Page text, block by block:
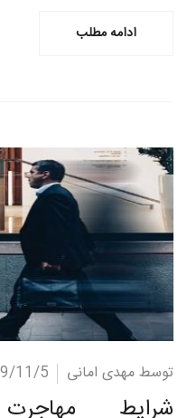
ادامه مطلب
توسط مهدی امانی 11/5
شرایط